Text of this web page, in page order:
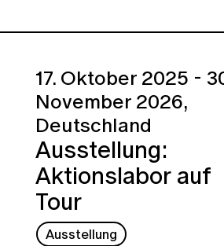
17. Oktober 2025 -
November 2026,
Deutschland
Ausstellung:
Aktionslabor auf
Tour
Ausstellung